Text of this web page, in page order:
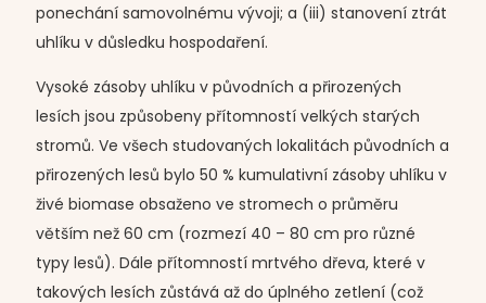
ponechání samovolnému vývoji; a (iii) stanovení ztrát
uhlíku v důsledku hospodaření.
Vysoké zásoby uhlíku v původních a přirozených
lesích jsou způsobeny přítomností velkých starých
stromů. Ve všech studovaných lokalitách původních a
přirozených lesů bylo 50 % kumulativní zásoby uhlíku v
živé biomase obsaženo ve stromech o průměru
větším než 60 cm (rozmezí 40 – 80 cm pro různé
typy lesů). Dále přítomností mrtvého dřeva, které v
takových lesích zůstává až do úplného zetlení (což